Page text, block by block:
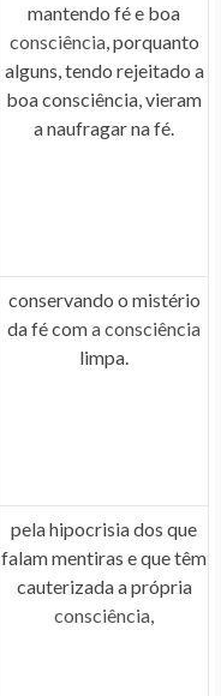
mantendo fé e boa
consciência, porquanto
alguns, tendo rejeitado a
boa consciência, vieram
a naufragar na fé.
conservando o mistério
da fé coma consciência
limpa.
pela hipocrisia dos que
falam mentiras e que têm
cauterizada a própria
consciência,